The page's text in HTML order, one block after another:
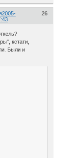
26
2005-
кстати,
Были и